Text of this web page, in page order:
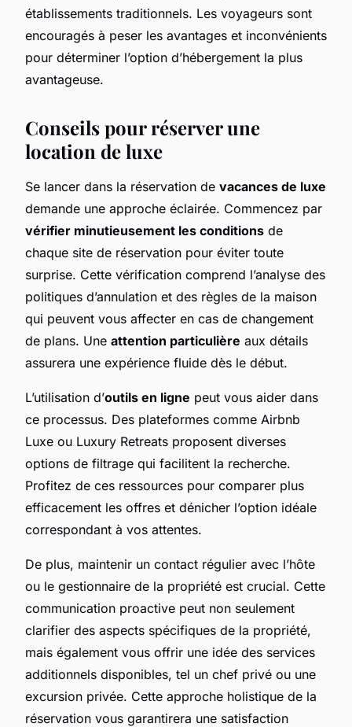
établissements traditionnels. Les voyageurs sont
encouragés à peser les avantages et inconvénients
pour déterminer l’option d’hébergement la plus
avantageuse.
Conseils pour réserver une
location de luxe
Se lancer dans la réservation de vacances de luxe
demande une approche éclairée. Commencez par
vérifier minutieusement les conditions de
chaque site de réservation pour éviter toute
surprise. Cette vérification comprend l’analyse des
politiques d’annulation et des règles de la maison
qui peuvent vous affecter en cas de changement
de plans. Une attention particulière aux détails
assurera une expérience fluide dès le début.
L’utilisation d’outils en ligne peut vous aider dans
ce processus. Des plateformes comme Airbnb
Luxe ou Luxury Retreats proposent diverses
options de filtrage qui facilitent la recherche.
Profitez de ces ressources pour comparer plus
efficacement les offres et dénicher l’option idéale
correspondant à vos attentes.
De plus, maintenir un contact régulier avec l’hôte
ou le gestionnaire de la propriété est crucial. Cette
communication proactive peut non seulement
clarifier des aspects spécifiques de la propriété,
mais également vous offrir une idée des services
additionnels disponibles, tel un chef privé ou une
excursion privée. Cette approche holistique de la
réservation vous garantirera une satisfaction